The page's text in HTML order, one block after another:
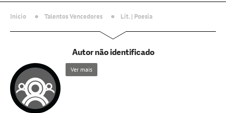
Início Talentos Vencedores Lit. | Poesia
Autor não identificado
Ver mais